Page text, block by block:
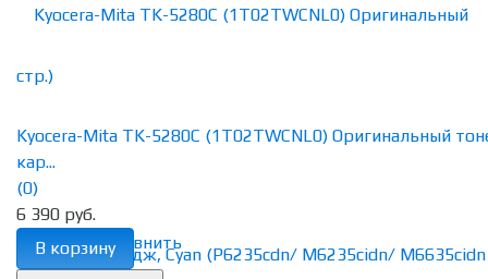
избранное сравнить
Kyocera-Mita TK-5280C (1T02TWCNL0) Оригинальный
кар...
(0)
6 390 руб.
В корзину